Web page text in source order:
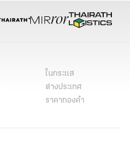
ในกระแส
ต่างประเทศ
ราคาทองคำ